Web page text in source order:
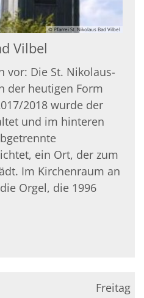
© Pfarrei St. Nikolaus Bad Vilbel
Vilbel
vor: Die St. Nikolaus-
der heutigen Form
2018 wurde der
und im hinteren
ein Ort, der zum
Im Kirchenraum an
Orgel, die 1996
Freitag